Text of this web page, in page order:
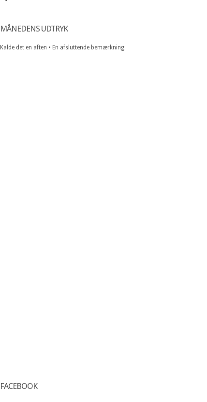
MÅNEDENS UDTRYK
Kalde det en aften • En afsluttende bemærkning
FACEBOOK